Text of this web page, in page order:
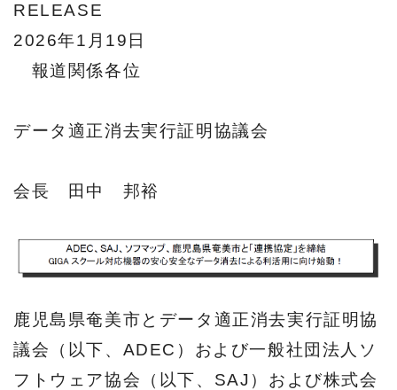
2026年1月19日
報道関係各位
データ適正消去実行証明協議会
会長 田中 邦裕
鹿児島県奄美市とデータ適正消去実行証明協
議会（以下、ADEC）および一般社団法人ソ
フトウェア協会（以下、SAJ）および株式会